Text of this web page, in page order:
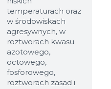
temperaturach oraz
w środowiskach
agresywnych, w
roztworach kwasu
azotowego,
octowego,
fosforowego,
roztworach zasad i